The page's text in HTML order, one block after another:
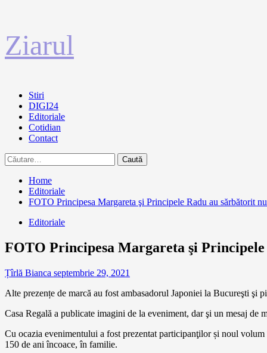
la
conținut
Ziarul
Primary
Menu
Stiri
DIGI24
Editoriale
Cotidian
Contact
Caută
după:
Home
Editoriale
FOTO Principesa Margareta şi Principele Radu au sărbătorit
Editoriale
FOTO Principesa Margareta şi
Țîrlă Bianca septembrie 29, 2021
Alte prezențe de marcă au fost ambasadorul Japoniei la Bucureşti şi
Casa Regală a publicate imagini de la eveniment, dar şi un mesaj de
Cu ocazia evenimentului a fost prezentat participanţilor și noul
150 de ani încoace, în familie.